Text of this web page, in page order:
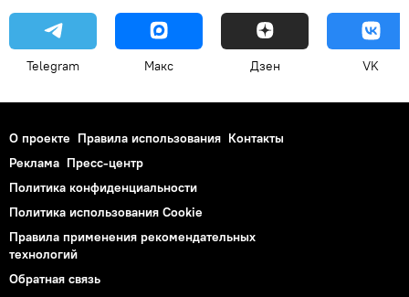
Telegram Макс Дзен VK
О проекте Правила использования Контакты
Реклама Пресс-центр
Политика конфиденциальности
Политика использования Cookie
Правила применения рекомендательных
технологий
Обратная связь